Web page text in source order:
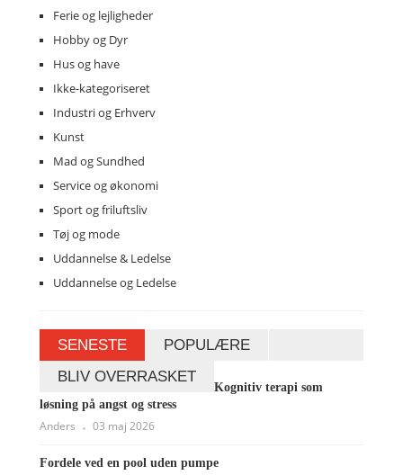
Ferie og lejligheder
Hobby og Dyr
Hus og have
Ikke-kategoriseret
Industri og Erhverv
Kunst
Mad og Sundhed
Service og økonomi
Sport og friluftsliv
Tøj og mode
Uddannelse & Ledelse
Uddannelse og Ledelse
SENESTE
POPULÆRE
BLIV OVERRASKET
Kognitiv terapi som
løsning på angst og stress
Anders 03 maj 2026
Fordele ved en pool uden pumpe